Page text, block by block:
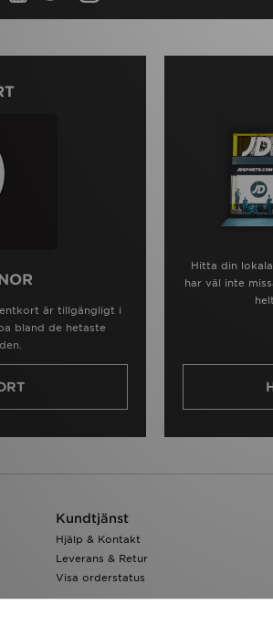
är tillgängligt i
bland de hetaste
Hitta din
har väl inte
Kundtjänst
Hjälp & Kontakt
Leverans & Retur
Visa orderstatus